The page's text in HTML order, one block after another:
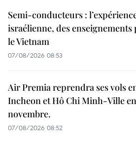
Semi-conducteurs :
israélienne, des enseignements
le Vietnam
07/08/2026 08:53
Air Premia reprendra ses vols
Incheon et Hô Chi Minh-Ville en
novembre.
07/08/2026 08:52